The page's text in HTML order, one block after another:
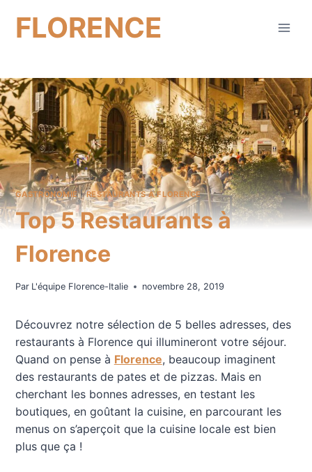
FLORENCE
GASTRONOMIE|RESTAURANTS À FLORENCE
Top 5 Restaurants à
Florence
Par L'équipe Florence-Italie novembre 28, 2019
Découvrez notre sélection de 5 belles adresses, des
restaurants à Florence qui illumineront votre séjour.
Quand on pense à Florence, beaucoup imaginent
des restaurants de pates et de pizzas. Mais en
cherchant les bonnes adresses, en testant les
boutiques, en goûtant la cuisine, en parcourant les
menus on s’aperçoit que la cuisine locale est bien
plus que ça !